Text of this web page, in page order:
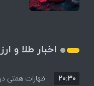
اخبار طلا و ارز
۲۰:۳۰